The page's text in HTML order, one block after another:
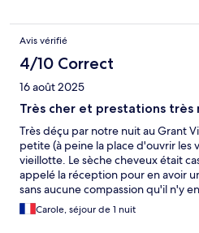
Avis vérifié
4/10 Correct
16 août 2025
Très cher et prestations très
Très déçu par notre nuit au Grant
petite (à peine la place d'ouvrir les
vieillotte. Le sèche cheveux était
appelé la réception pour en avoir
sans aucune compassion qu'il n'y
tout l'établissement. J'ai dû aller
pour emprunter le leur. Malgré la
Carole, séjour de 1 nuit